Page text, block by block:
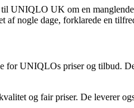
UNIQLO UK om en
af nogle dage, forklarede en
for UNIQLOs priser og tilbud.
og fair priser. De leverer